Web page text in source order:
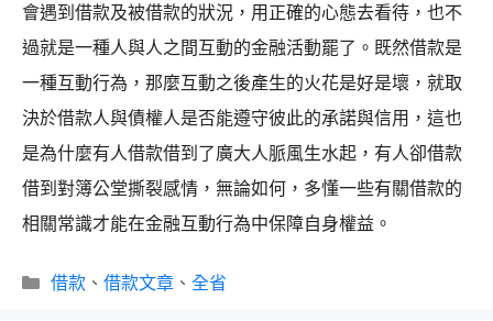
會遇到借款及被借款的狀況，用正確的心態去看待，也不
過就是一種人與人之間互動的金融活動罷了。既然借款是
一種互動行為，那麼互動之後產生的火花是好是壞，就取
決於借款人與債權人是否能遵守彼此的承諾與信用，這也
是為什麼有人借款借到了廣大人脈風生水起，有人卻借款
借到對簿公堂撕裂感情，無論如何，多懂一些有關借款的
相關常識才能在金融互動行為中保障自身權益。
分
借款、 借款文章、 全省